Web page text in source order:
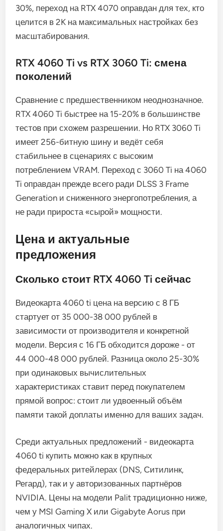
30%, переход на RTX 4070 оправдан для тех, кто
целится в 2K на максимальных настройках без
масштабирования.
RTX 4060 Ti vs RTX 3060 Ti: смена
поколений
Сравнение с предшественником неоднозначное.
RTX 4060 Ti быстрее на 15-20% в большинстве
тестов при схожем разрешении. Но RTX 3060 Ti
имеет 256-битную шину и ведёт себя
стабильнее в сценариях с высоким
потреблением VRAM. Переход с 3060 Ti на 4060
Ti оправдан прежде всего ради DLSS 3 Frame
Generation и сниженного энергопотребления, а
не ради прироста «сырой» мощности.
Цена и актуальные
предложения
Сколько стоит RTX 4060 Ti сейчас
Видеокарта 4060 ti цена на версию с 8 ГБ
стартует от 35 000-38 000 рублей в
зависимости от производителя и конкретной
модели. Версия с 16 ГБ обходится дороже - от
44 000-48 000 рублей. Разница около 25-30%
при одинаковых вычислительных
характеристиках ставит перед покупателем
прямой вопрос: стоит ли удвоенный объём
памяти такой доплаты именно для ваших задач.
Среди актуальных предложений - видеокарта
4060 ti купить можно как в крупных
федеральных ритейлерах (DNS, Ситилинк,
Регард), так и у авторизованных партнёров
NVIDIA. Цены на модели Palit традиционно ниже,
чем у MSI Gaming X или Gigabyte Aorus при
аналогичных чипах.